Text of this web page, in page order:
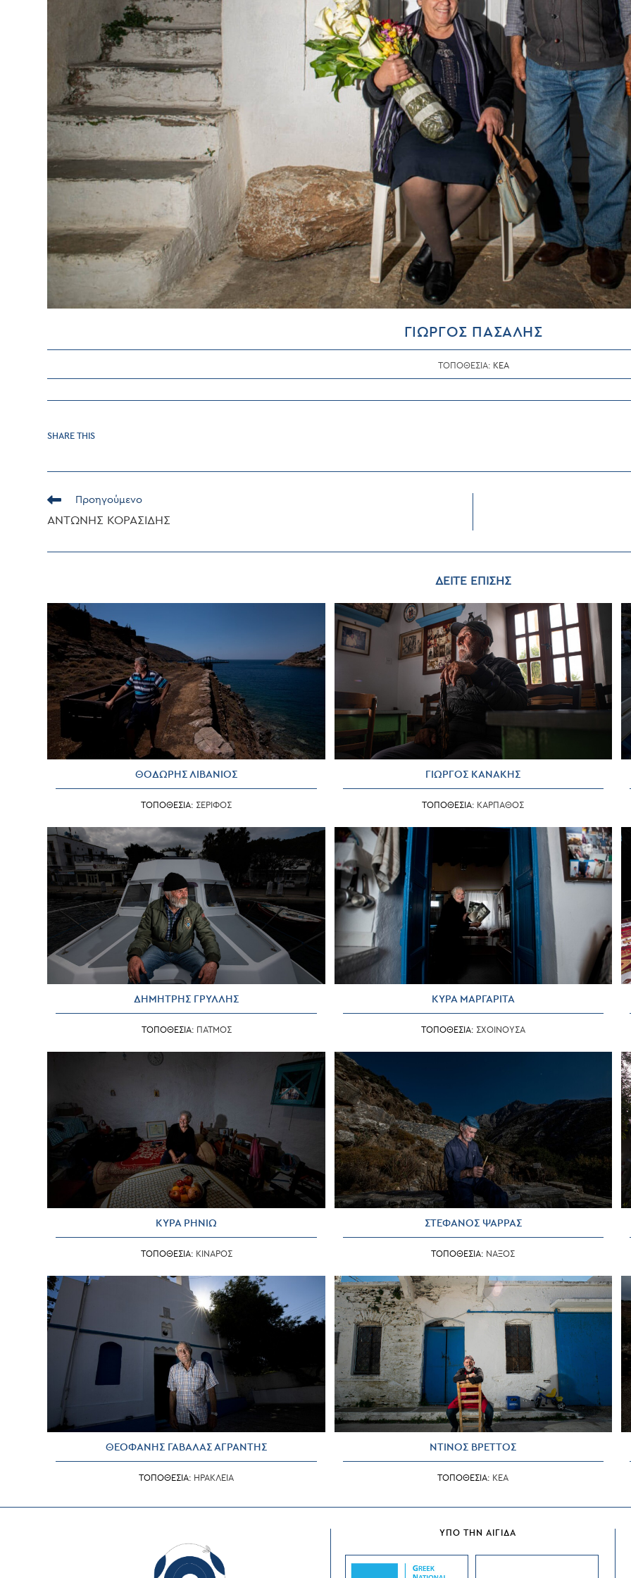
ΓΙΩΡΓΟΣ ΠΑΣΑΛΗΣ
ΤΟΠΟΘΕΣΙΑ: ΚΕΑ
SHARE THISSHARE
Read
articles
Προηγούμενο
ΑΝΤΩΝΗΣ ΚΟΡΑΣΙΔΗΣ
ΔΕΙΤΕ ΕΠΙΣΗΣ
ΘΟΔΩΡΗΣ ΛΙΒΑΝΙΟΣ
ΤΟΠΟΘΕΣΙΑ: ΣΕΡΙΦΟΣ
ΓΙΩΡΓΟΣ ΚΑΝΑΚΗΣ
ΤΟΠΟΘΕΣΙΑ: ΚΑΡΠΑΘΟΣ
ΔΗΜΗΤΡΗΣ ΓΡΥΛΛΗΣ
ΤΟΠΟΘΕΣΙΑ: ΠΑΤΜΟΣ
ΚΥΡΑ ΜΑΡΓΑΡΙΤΑ
ΤΟΠΟΘΕΣΙΑ: ΣΧΟΙΝΟΥΣΑ
ΚΥΡΑ ΡΗΝΙΩ
ΤΟΠΟΘΕΣΙΑ: ΚΙΝΑΡΟΣ
ΣΤΕΦΑΝΟΣ ΨΑΡΡΑΣ
ΤΟΠΟΘΕΣΙΑ: ΝΑΞΟΣ
ΘΕΟΦΑΝΗΣ ΓΑΒΑΛΑΣ ΑΓΡΑΝΤΗΣ
ΤΟΠΟΘΕΣΙΑ: ΗΡΑΚΛΕΙΑ
ΝΤΙΝΟΣ ΒΡΕΤΤΟΣ
ΤΟΠΟΘΕΣΙΑ: ΚΕΑ
ΥΠΟ ΤΗΝ ΑΙΓΙΔΑ